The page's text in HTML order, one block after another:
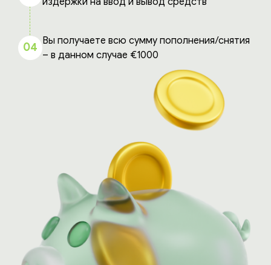
04
Вы получаете всю сумму пополнения/снятия
– в данном случае €1000